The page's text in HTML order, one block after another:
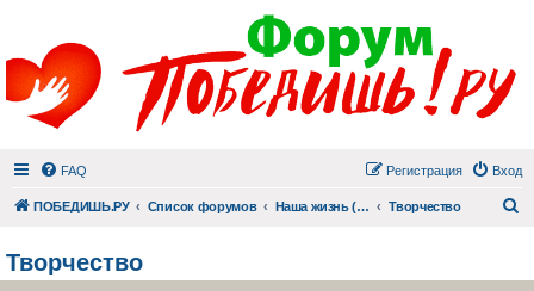
FAQ Вход
Регистрация
ПОБЕДИШЬ.РУ Список форумов Наша жизнь (не всё же о суициде!) Творчество
Творчество